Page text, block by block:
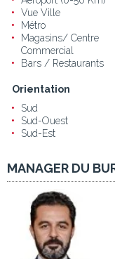
Vue Ville
Métro
Magasins/ Centre
Commercial
Bars / Restaurants
Orientation
Sud
Sud-Ouest
Sud-Est
MANAGER DU